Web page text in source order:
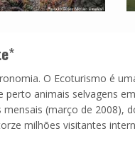
*
O Ecoturismo é
animais selvagens
(março de 2008),
milhões visitantes